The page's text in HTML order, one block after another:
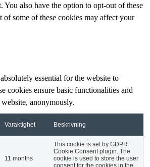
You also have the option to opt-out of these
some of these cookies may affect your
essential for the website to
cookies ensure basic functionalities and
anonymously.
Varaktighet Beskrivning
11 months
This cookie is set by GDPR
Cookie Consent plugin. The
cookie is used to store the user
consent for the cookies in the